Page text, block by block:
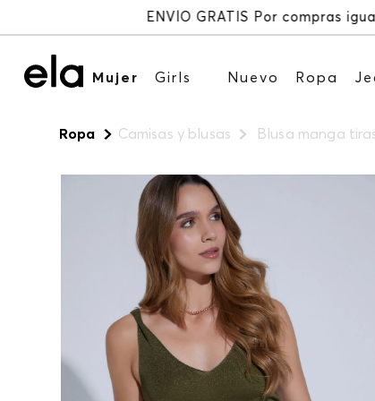
Mujer Girls Nuevo Ropa
Ropa Camisas y blusas Blusa manga